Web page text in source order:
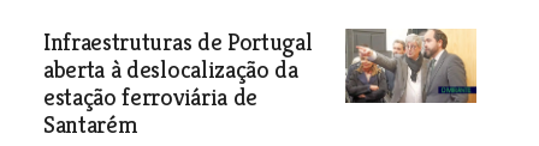
Infraestruturas de Portugal
aberta à deslocalização da
estação ferroviária de
Santarém